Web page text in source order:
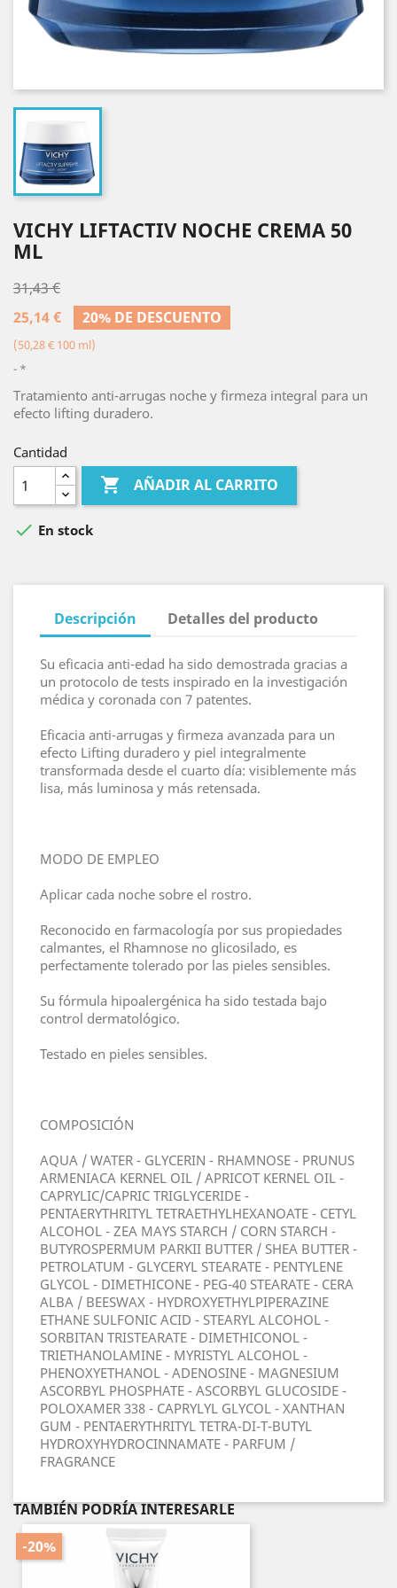
VICHY LIFTACTIV NOCHE CREMA 50
ML
31,43 €
25,14 €
20% DE DESCUENTO
(50,28 € 100 ml)
*
Tratamiento anti-arrugas noche y firmeza integral para un
efecto lifting duradero.
Cantidad
 AÑADIR AL CARRITO
 En stock
Descripción Detalles del producto
Su eficacia anti-edad ha sido demostrada gracias a
un protocolo de tests inspirado en la investigación
médica y coronada con 7 patentes.
Eficacia anti-arrugas y firmeza avanzada para un
efecto Lifting duradero y piel integralmente
transformada desde el cuarto día: visiblemente más
lisa, más luminosa y más retensada.
MODO DE EMPLEO
Aplicar cada noche sobre el rostro.
Reconocido en farmacología por sus propiedades
calmantes, el Rhamnose no glicosilado, es
perfectamente tolerado por las pieles sensibles.
Su fórmula hipoalergénica ha sido testada bajo
control dermatológico.
Testado en pieles sensibles.
COMPOSICIÓN
AQUA / WATER - GLYCERIN - RHAMNOSE - PRUNUS
ARMENIACA KERNEL OIL / APRICOT KERNEL OIL -
CAPRYLIC/CAPRIC TRIGLYCERIDE -
PENTAERYTHRITYL TETRAETHYLHEXANOATE - CETYL
ALCOHOL - ZEA MAYS STARCH / CORN STARCH -
BUTYROSPERMUM PARKII BUTTER / SHEA BUTTER -
PETROLATUM - GLYCERYL STEARATE - PENTYLENE
GLYCOL - DIMETHICONE - PEG-40 STEARATE - CERA
ALBA / BEESWAX - HYDROXYETHYLPIPERAZINE
ETHANE SULFONIC ACID - STEARYL ALCOHOL -
SORBITAN TRISTEARATE - DIMETHICONOL -
TRIETHANOLAMINE - MYRISTYL ALCOHOL -
PHENOXYETHANOL - ADENOSINE - MAGNESIUM
ASCORBYL PHOSPHATE - ASCORBYL GLUCOSIDE -
POLOXAMER 338 - CAPRYLYL GLYCOL - XANTHAN
GUM - PENTAERYTHRITYL TETRA-DI-T-BUTYL
HYDROXYHYDROCINNAMATE - PARFUM /
FRAGRANCE
TAMBIÉN PODRÍA INTERESARLE
-20%